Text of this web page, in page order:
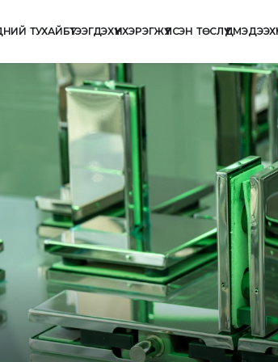
ТУХАЙБҮТЭЭГДЭХҮҮНХЭРЭГЖҮҮЛСЭН ТӨСЛҮҮДМЭДЭЭ